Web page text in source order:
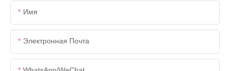
Имя
Электронная Почта